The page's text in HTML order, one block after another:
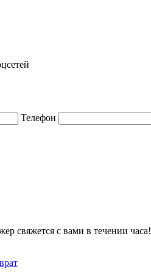
Телефон
свяжется с вами в течении часа!